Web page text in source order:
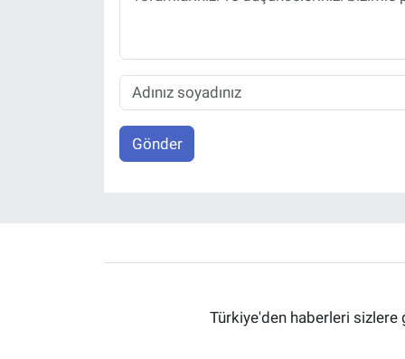
Gönder
Türkiye'den haberleri sizlere